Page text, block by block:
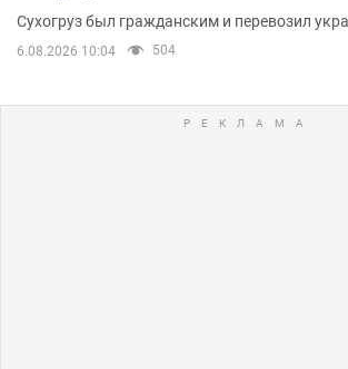
Сухогруз был гражданским и перевозил
6.08.2026 10:04 504